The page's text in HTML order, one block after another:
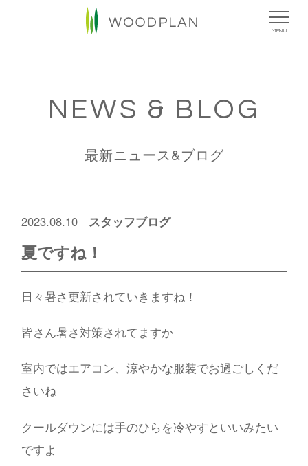
NEWS & BLOG
最新ニュース&ブログ
2023.08.10 スタッフブログ
夏ですね！
日々暑さ更新されていきますね！
皆さん暑さ対策されてますか
室内ではエアコン、涼やかな服装でお過ごしくだ
さいね
クールダウンには手のひらを冷やすといいみたい
ですよ
MENU